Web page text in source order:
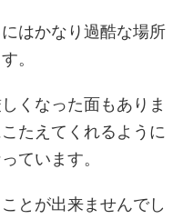
はかなり過酷な場所
。
くなった面もありま
たえてくれるように
ています。
とが出来ませんでし